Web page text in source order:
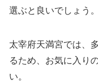
選ぶと良いでしょう。
太宰府天満宮では、
るため、お気に入り
い。